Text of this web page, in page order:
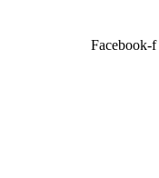
Facebook-f